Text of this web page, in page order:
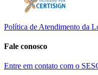
Política de Atendimento da
Fale conosco
Entre em contato com o